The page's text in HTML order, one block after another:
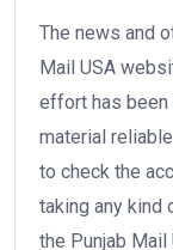
The news and
Mail USA
effort has been
material
to check the
taking any kind
the Punjab